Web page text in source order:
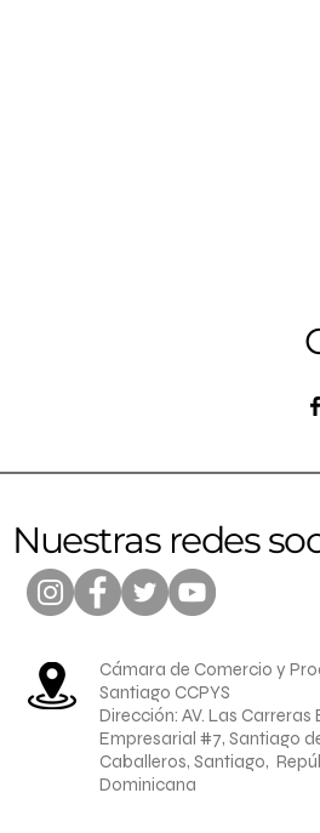
Nuestras redes
Cámara de Comercio y
Santiago CCPYS
Dirección: AV. Las Carreras
Empresarial #7, Santiago
Caballeros, Santiago,
Dominicana